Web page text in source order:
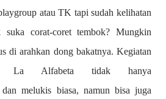
atau TK tapi sudah kelihatan
suka corat-coret tembok? Mungkin
di arahkan dong bakatnya. Kegiatan
Alfabeta tidak hanya
dan melukis biasa, namun bisa juga